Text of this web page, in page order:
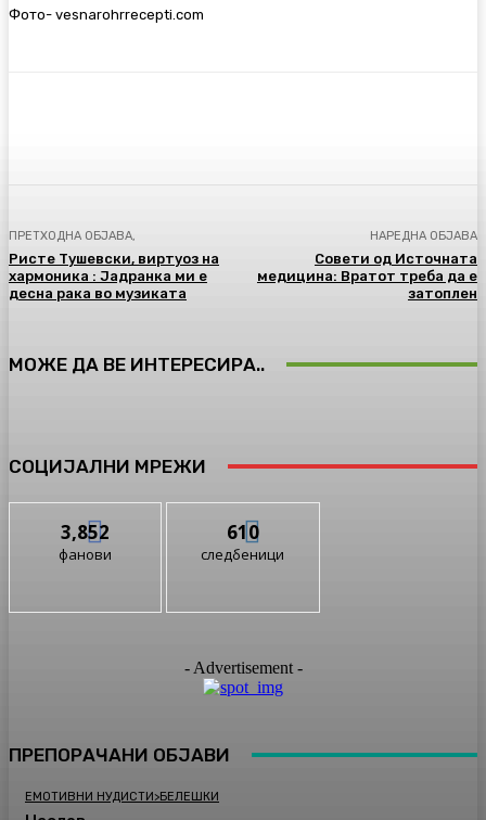
Фото- vesnarohrrecepti.com
ПРЕТХОДНА ОБЈАВА,
Ристе Тушевски, виртуоз на
хармоника : Јадранка ми е
десна рака во музиката
НАРЕДНА ОБЈАВА
Совети од Источната
медицина: Вратот треба да е
затоплен
МОЖЕ ДА ВЕ ИНТЕРЕСИРА..
СОЦИЈАЛНИ МРЕЖИ
3,852
фанови
610
следбеници
- Advertisement -
ПРЕПОРАЧАНИ ОБЈАВИ
ЕМОТИВНИ НУДИСТИ>БЕЛЕШКИ